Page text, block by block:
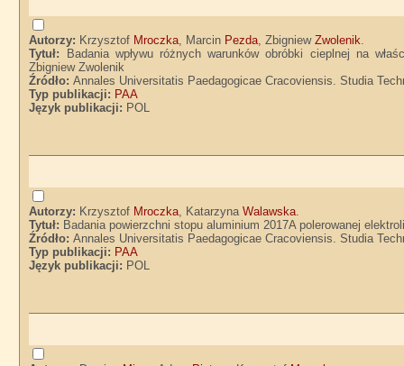
Autorzy: Krzysztof Mroczka, Marcin Pezda, ZbigniewZwolenik.
Tytuł:
Badania wpływu różnych warunków obróbki cieplnej na
Zbigniew Zwolenik
Źródło:Annales Universitatis Paedagogicae Cracoviensis. Studia
Typ publikacji: PAA
Język publikacji: POL
Autorzy: Krzysztof Mroczka, KatarzynaWalawska.
Tytuł: Badania powierzchni stopu aluminium 2017A polerowanej
Źródło:Annales Universitatis Paedagogicae Cracoviensis. Studia
Typ publikacji: PAA
Język publikacji: POL